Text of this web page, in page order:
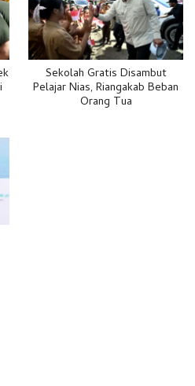
Sekolah Gratis Disambut
Pelajar Nias, Riangakab Beban
Orang Tua